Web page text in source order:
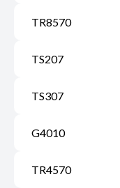
TR8570
TS207
TS307
G4010
TR4570